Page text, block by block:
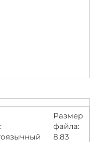
Размер
файла:
8.83